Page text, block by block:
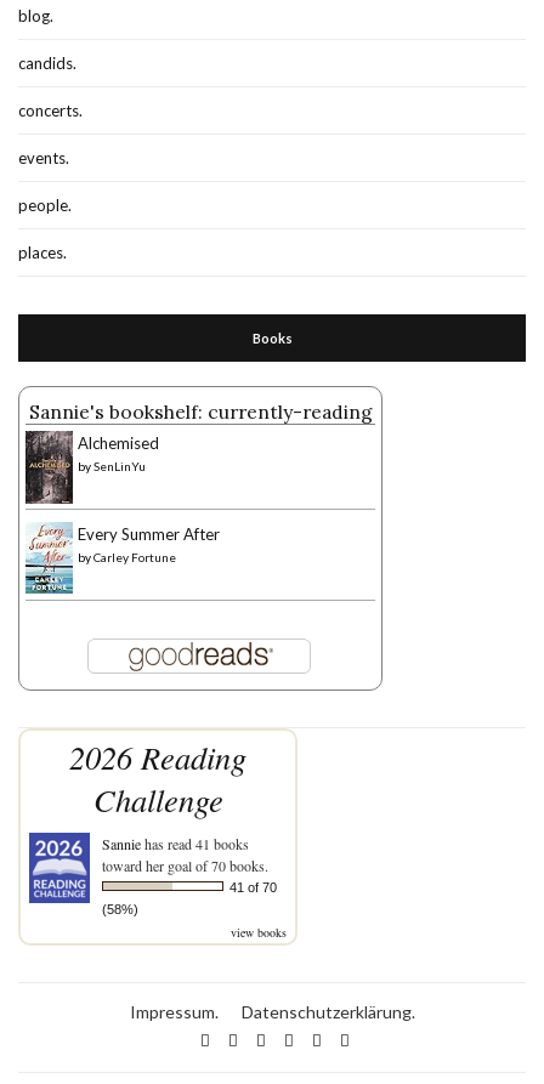
blog.
candids.
concerts.
events.
people.
places.
Books
Sannie's bookshelf: currently-reading
Alchemised
bySenLinYu
Every Summer After
byCarley Fortune
2026 Reading
Challenge
Sanniehas read 41 books
toward her goal of 70 books.
41 of 70
(58%)
view books
Impressum. Datenschutzerklärung.